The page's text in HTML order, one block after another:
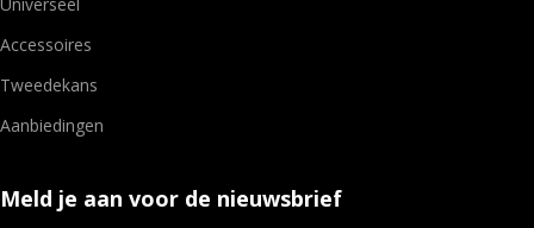
Accessoires
Tweedekans
Aanbiedingen
Meld je aan voor de nieuwsbrief